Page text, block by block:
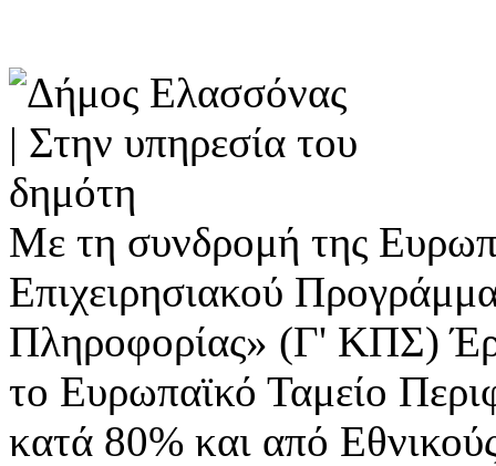
Με τη συνδρομή της
Επιχειρησιακού
Πληροφορίας» (Γ' ΚΠΣ)
το Ευρωπαϊκό Ταμείο
κατά 80% και από